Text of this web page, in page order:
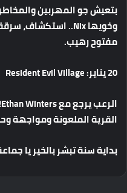
بتعيشجوالمهربين
وخويها
استكشاف،
مفتوحرهيب.
يناير: Resident Evil Village
الرعبيرجعمع
القريةالملعونةومواجهة
بدايةسنةتبشربالخيريا